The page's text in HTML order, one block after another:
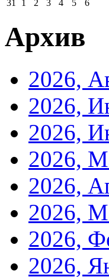
31
1 2 3 4 5 6
Архив
2026,
2026,
2026,
2026,
2026,
2026,
2026,
2026,